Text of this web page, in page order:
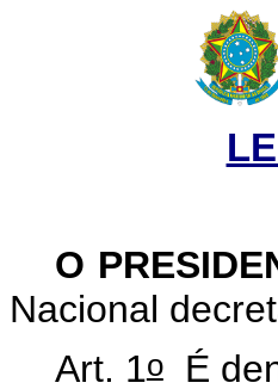
O
Nacional
Art. 1oÉ